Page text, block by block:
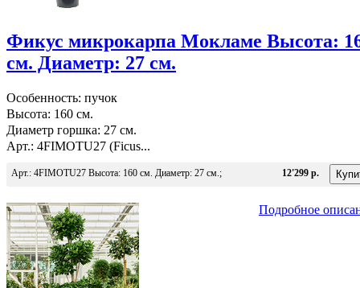
Фикус микрокарпа Мокламе Высота:
см. Диаметр: 27 см.
Особенность: пучок
Высота: 160 см.
Диаметр горшка: 27 см.
Арт.: 4FIMOTU27 (Ficus...
Арт.: 4FIMOTU27 Высота: 160 см. Диаметр: 27 см.; 12'299 р.
Подробное